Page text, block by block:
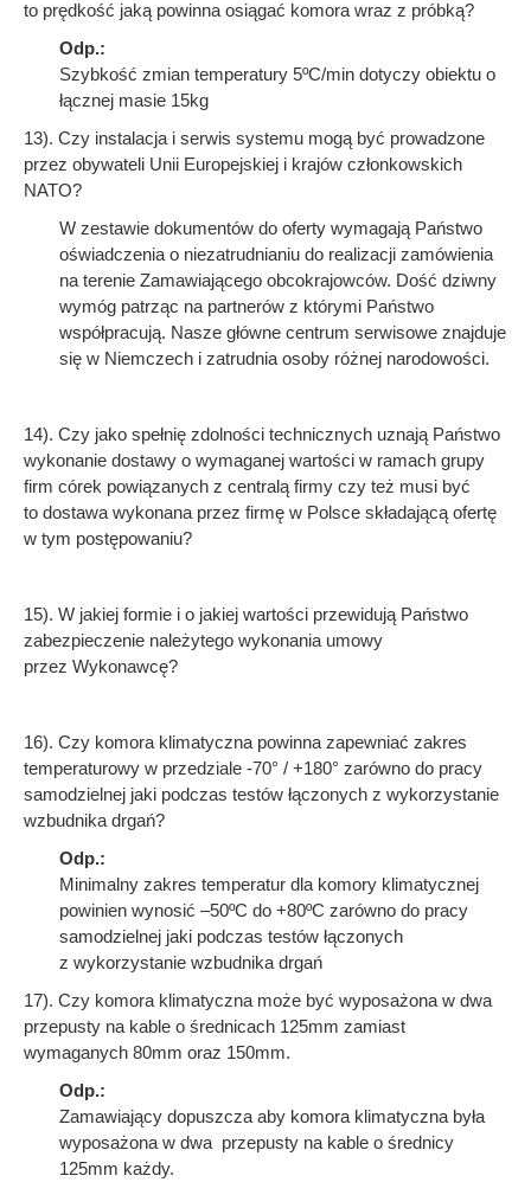
to prędkość jaką powinna osiągać komora wraz z próbką?
Odp.:
Szybkość zmian temperatury 5ºC/min dotyczy obiektu o
łącznej masie 15kg
13). Czy instalacja i serwis systemu mogą być prowadzone
przez obywateli Unii Europejskiej i krajów członkowskich
NATO?
W zestawie dokumentów do oferty wymagają Państwo
oświadczenia o niezatrudnianiu do realizacji zamówienia
na terenie Zamawiającego obcokrajowców. Dość dziwny
wymóg patrząc na partnerów z którymi Państwo
współpracują. Nasze główne centrum serwisowe znajduje
się w Niemczech i zatrudnia osoby różnej narodowości.
14). Czy jako spełnię zdolności technicznych uznają Państwo
wykonanie dostawy o wymaganej wartości w ramach grupy
firm córek powiązanych z centralą firmy czy też musi być
to dostawa wykonana przez firmę w Polsce składającą ofertę
w tym postępowaniu?
15). W jakiej formie i o jakiej wartości przewidują Państwo
zabezpieczenie należytego wykonania umowy
przez Wykonawcę?
16). Czy komora klimatyczna powinna zapewniać zakres
temperaturowy w przedziale -70° / +180° zarówno do pracy
samodzielnej jaki podczas testów łączonych z wykorzystanie
wzbudnika drgań?
Odp.:
Minimalny zakres temperatur dla komory klimatycznej
powinien wynosić –50ºC do +80ºC zarówno do pracy
samodzielnej jaki podczas testów łączonych
z wykorzystanie wzbudnika drgań
17). Czy komora klimatyczna może być wyposażona w dwa
przepusty na kable o średnicach 125mm zamiast
wymaganych 80mm oraz 150mm.
Odp.:
Zamawiający dopuszcza aby komora klimatyczna była
wyposażona w dwa przepusty na kable o średnicy
125mm każdy.